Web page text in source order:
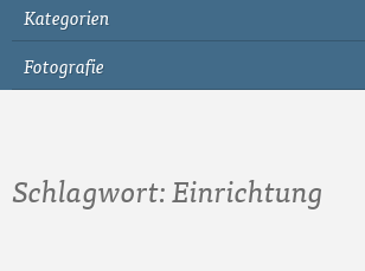
Kategorien
Fotografie
Schlagwort:Einrichtung